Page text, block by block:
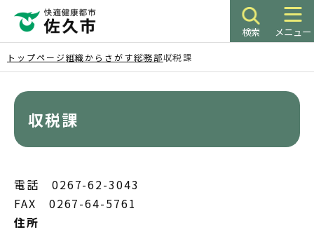
ペ
ー
ジ
検索 メニュー
トップページ組織からさがす総務部収税課
収税課
電話 0267-62-3043
FAX 0267-64-5761
住所